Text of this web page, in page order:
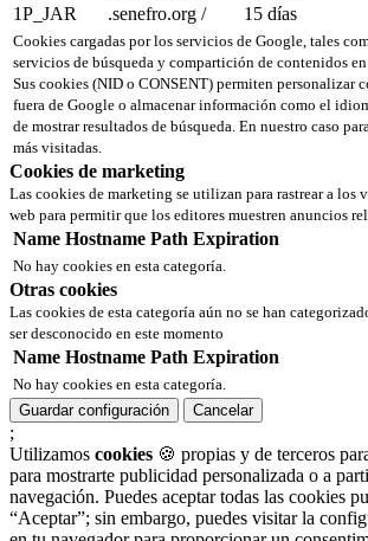
1P_JAR
.senefro.org / 15 días
Cookies cargadas por los servicios de Google, tales
servicios de búsqueda y compartición de contenidos
Sus cookies (NID o CONSENT) permiten personalizar
fuera de Google o almacenar información como el
de mostrar resultados de búsqueda. En nuestro caso
más visitadas.
Cookies de marketing
Las cookies de marketing se utilizan para rastrear a los
web para permitir que los editores muestren anuncios
Name Hostname Path Expiration
No hay cookies en esta categoría.
Otras cookies
Las cookies de esta categoría aún no se han
ser desconocido en este momento
Name Hostname Path Expiration
No hay cookies en esta categoría.
Guardar configuración
Cancelar
;
Utilizamos cookies 🍪 propias y de terceros
para mostrarte publicidad personalizada o a
navegación. Puedes aceptar todas las cookies
“Aceptar”; sin embargo, puedes visitar la